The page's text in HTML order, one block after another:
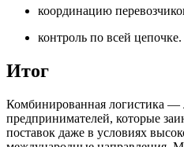
координацию
контроль по всей цепочке.
Итог
Комбинированная логистика —
предпринимателей, которые
поставок даже в условиях